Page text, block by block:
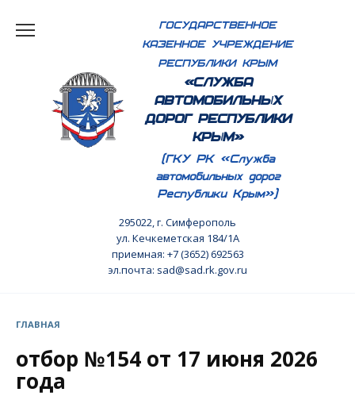
ГОСУДАРСТВЕННОЕ
КАЗЕННОЕ УЧРЕЖДЕНИЕ
РЕСПУБЛИКИ КРЫМ
«СЛУЖБА
АВТОМОБИЛЬНЫХ
ДОРОГ РЕСПУБЛИКИ
КРЫМ»
(ГКУ РК «Служба
автомобильных дорог
Республики Крым»)
295022, г. Симферополь
ул. Кечкеметская 184/1А
приемная: +7 (3652) 692563
эл.почта: sad@sad.rk.gov.ru
ГЛАВНАЯ
отбор №154 от 17 июня 2026
года